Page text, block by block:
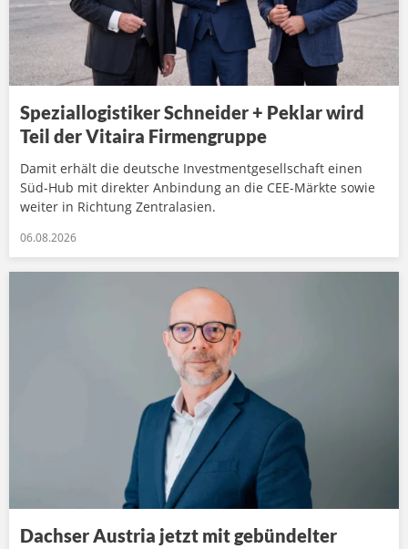
Speziallogistiker Schneider + Peklar wird
Teil der Vitaira Firmengruppe
Damit erhält die deutsche Investmentgesellschaft einen
Süd-Hub mit direkter Anbindung an die CEE-Märkte sowie
weiter in Richtung Zentralasien.
06.08.2026
Dachser Austria jetzt mit gebündelter